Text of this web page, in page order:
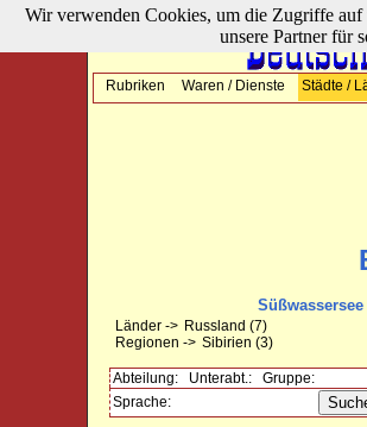
Rubriken Waren / Dienste Städte /
Länder -> Russland (7)
Regionen -> Sibirien (3)
Abteilung: Unterabt.:
Gruppe:
Sprache:
Wir verwenden Cookies, um die Zugriffe auf
unsere Partner für